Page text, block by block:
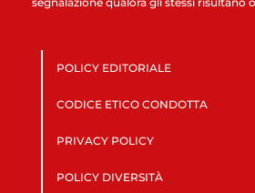
POLICY EDITORIALE
CODICE ETICO CONDOTTA
PRIVACY POLICY
POLICY DIVERSITÀ